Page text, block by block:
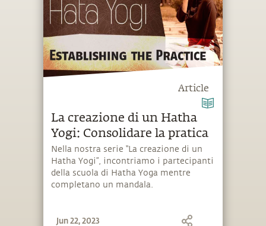
Article
La creazione di un Hatha
Yogi: Consolidare la pratica
Nella nostra serie “La creazione di un
Hatha Yogi”, incontriamo i partecipanti
della scuola di Hatha Yoga mentre
completano un mandala.
Jun 22, 2023